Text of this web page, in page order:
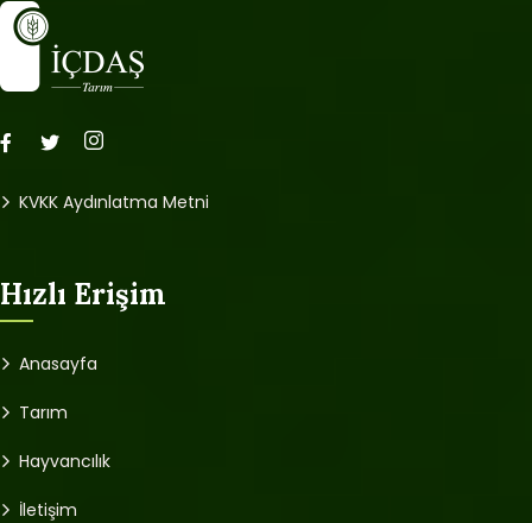
KVKK Aydınlatma Metni
Hızlı Erişim
Anasayfa
Tarım
Hayvancılık
İletişim